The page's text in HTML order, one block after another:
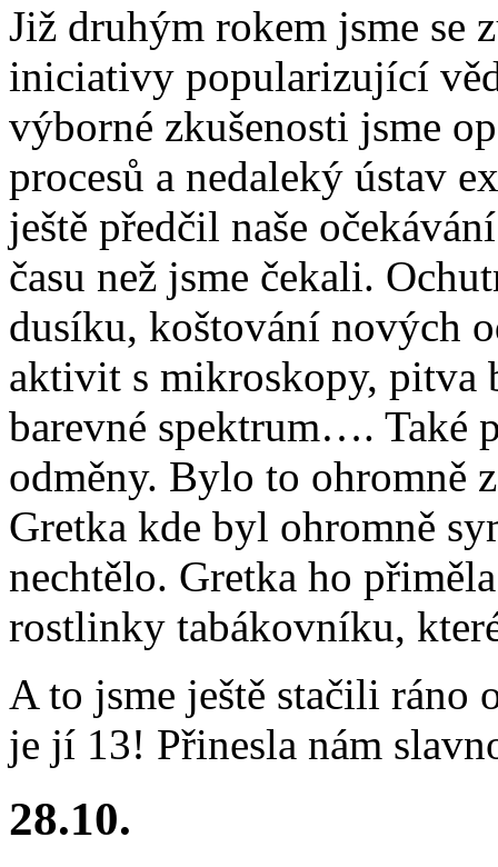
Již druhým rokem jsme se
iniciativy popularizující
výborné zkušenosti jsme
procesů a nedaleký ústav
ještě předčil naše
času než jsme čekali.
dusíku, koštování nových
aktivit s mikroskopy, pitva
barevné spektrum…. Také
odměny. Bylo to ohromně
Gretka kde byl ohromně
nechtělo. Gretka ho
rostlinky tabákovníku,
A to jsme ještě stačili ráno
je jí 13! Přinesla nám
28.10.